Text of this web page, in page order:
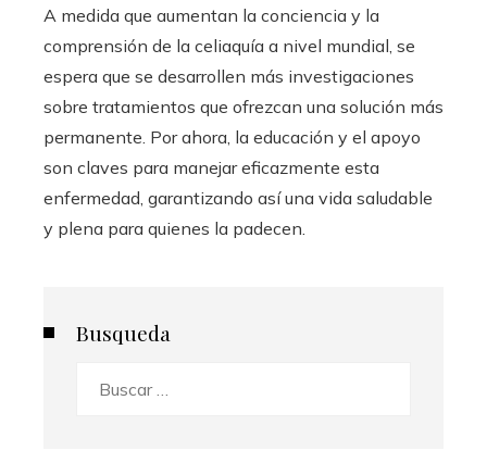
A medida que aumentan la conciencia y la
comprensión de la celiaquía a nivel mundial, se
espera que se desarrollen más investigaciones
sobre tratamientos que ofrezcan una solución más
permanente. Por ahora, la educación y el apoyo
son claves para manejar eficazmente esta
enfermedad, garantizando así una vida saludable
y plena para quienes la padecen.
Busqueda